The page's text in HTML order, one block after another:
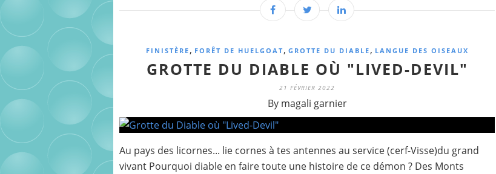
FINISTÈRE, FORÊT DE HUELGOAT, GROTTE DU DIABLE, LANGUE DES OISEAUX
GROTTE DU DIABLE OÙ "LIVED-DEVIL"
21 FÉVRIER 2022
By magali garnier
Au pays des licornes... lie cornes à tes antennes au service (cerf-Visse)du grand
vivant Pourquoi diable en faire toute une histoire de ce démon ? Des Monts